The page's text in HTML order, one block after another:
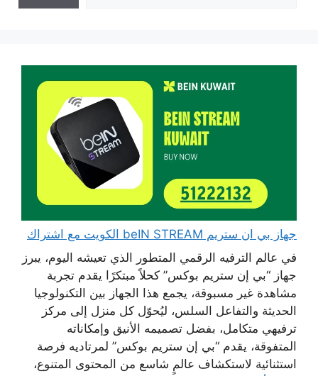
جهاز بي ان ستريم beIN STREAM الكويت مع اشتراك
في عالم الترفيه الرقمي المتطور الذي تعيشه اليوم، يبرز
جهاز “بي إن ستريم بوكس” كحلاً مبتكرًا يقدم تجربة
مشاهدة غير مسبوقة، يجمع هذا الجهاز بين التكنولوجيا
الحديثة والتفاعل السلس، ليُحوّل كل منزل إلى مركز
ترفيهي متكامل، بفضل تصميمه الأنيق وإمكاناته
المتفوقة، يقدم “بي إن ستريم بوكس” لمرتاديه فرصة
استثنائية لاستكشاف عالمٍ شاسع من المحتوى المتنوع،